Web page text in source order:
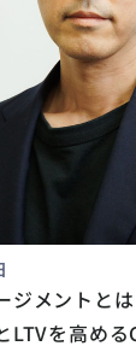
ジメントと
LTVを高める